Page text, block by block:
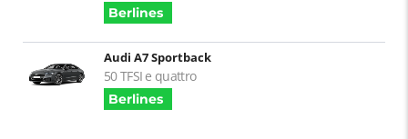
Berlines
Audi A7 Sportback
50 TFSI e quattro
Berlines